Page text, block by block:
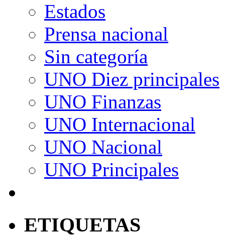
Estados
Prensa nacional
Sin categoría
UNO Diez principales
UNO Finanzas
UNO Internacional
UNO Nacional
UNO Principales
ETIQUETAS